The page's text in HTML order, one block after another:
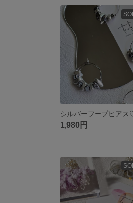
シルバーフープピアス
1,980円